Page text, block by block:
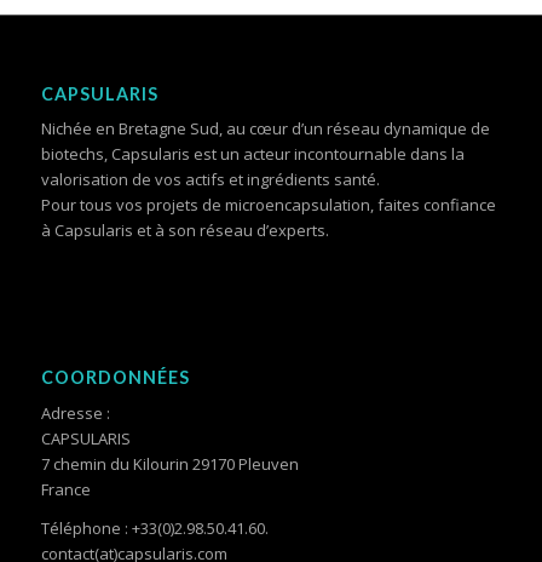
CAPSULARIS
Nichée en Bretagne Sud, au cœur d’un réseau dynamique de
biotechs, Capsularis est un acteur incontournable dans la
valorisation de vos actifs et ingrédients santé.
Pour tous vos projets de microencapsulation, faites confiance
à Capsularis et à son réseau d’experts.
COORDONNÉES
Adresse :
CAPSULARIS
7 chemin du Kilourin 29170 Pleuven
France
Téléphone : +33(0)2.98.50.41.60.
contact(at)capsularis.com